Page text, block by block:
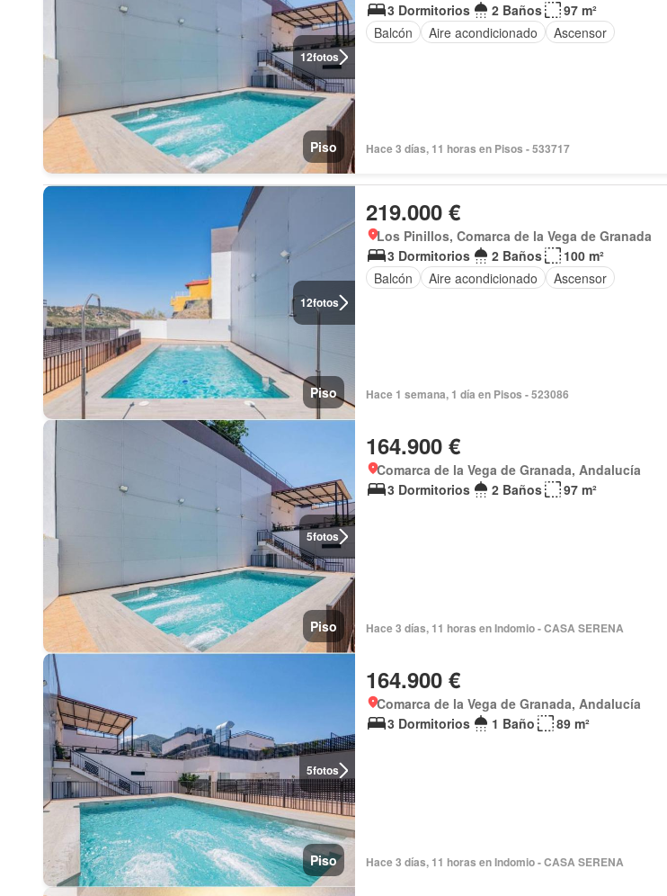
12fotos
Piso
3 Dormitorios
2 Baños
97 m²
Balcón
Aire acondicionado Ascensor
Hace 3 días, 11 horas en Pisos - 533717
12fotos
Piso
219.000 €
Los Pinillos, Comarca de la Vega de Granada
3 Dormitorios
2 Baños
100 m²
Balcón
Aire acondicionado Ascensor
Hace 1 semana, 1 día en Pisos - 523086
5fotos
Piso
164.900 €
Comarca de la Vega de Granada, Andalucía
3 Dormitorios
2 Baños 97 m²
Hace 3 días, 11 horas en Indomio - CASA SERENA
5fotos
Piso
164.900 €
Comarca de la Vega de Granada, Andalucía
3 Dormitorios
1 Baño 89 m²
Hace 3 días, 11 horas en Indomio - CASA SERENA